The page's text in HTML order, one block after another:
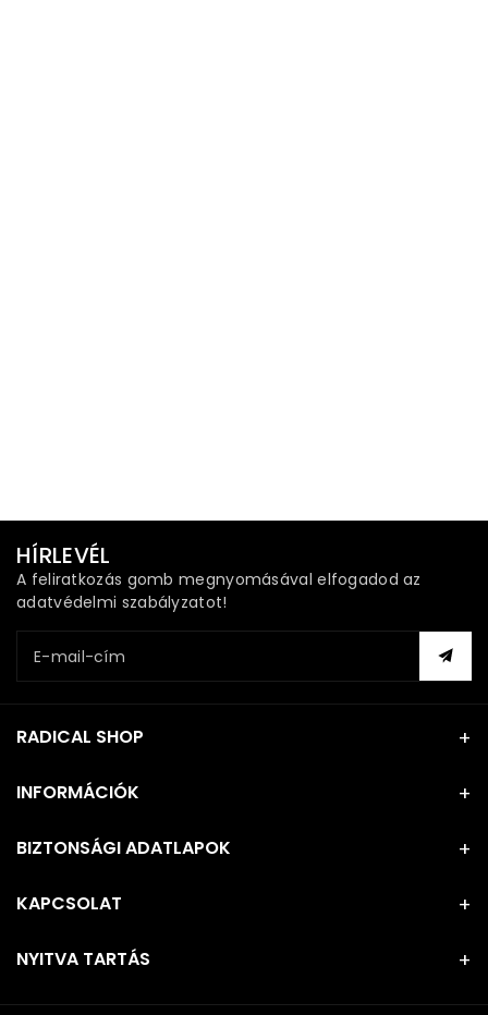
HÍRLEVÉL
A feliratkozás gomb megnyomásával elfogadod az
adatvédelmi szabályzatot!
E-mail-cím
RADICAL SHOP
INFORMÁCIÓK
BIZTONSÁGI ADATLAPOK
KAPCSOLAT
NYITVA TARTÁS